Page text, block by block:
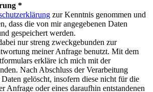
*
zur Kenntnis genommen und
dass die von mir angegebenen Daten
gespeichert werden.
nur streng zweckgebunden zur
meiner Anfrage benutzt. Mit dem
erkläre ich mich mit der
Nach Abschluss der Verarbeitung
gelöscht, insofern diese nicht für die
Anfrage oder eines daraufhin entstandenen